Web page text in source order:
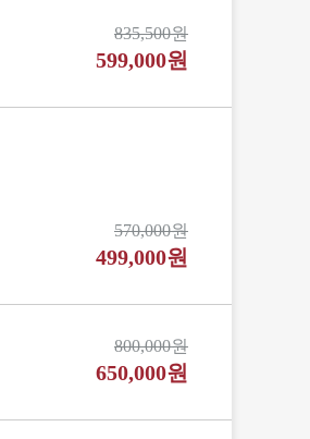
599,000원
835,500원
499,000원
570,000원
650,000원
800,000원